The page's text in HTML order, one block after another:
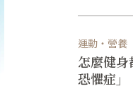
運動・營養
怎麼健
恐懼症」